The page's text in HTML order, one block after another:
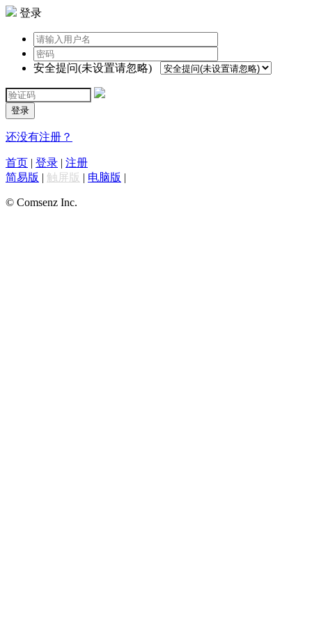
登录
安全提问(未设置请忽略)
登录
还没有注册？
首页 | 登录 | 注册
简易版 | 触屏版 | 电脑版 |
© Comsenz Inc.